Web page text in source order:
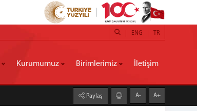
TR
ENG
Kurumumuz Birimlerimiz İletişim
Paylaş A- A+